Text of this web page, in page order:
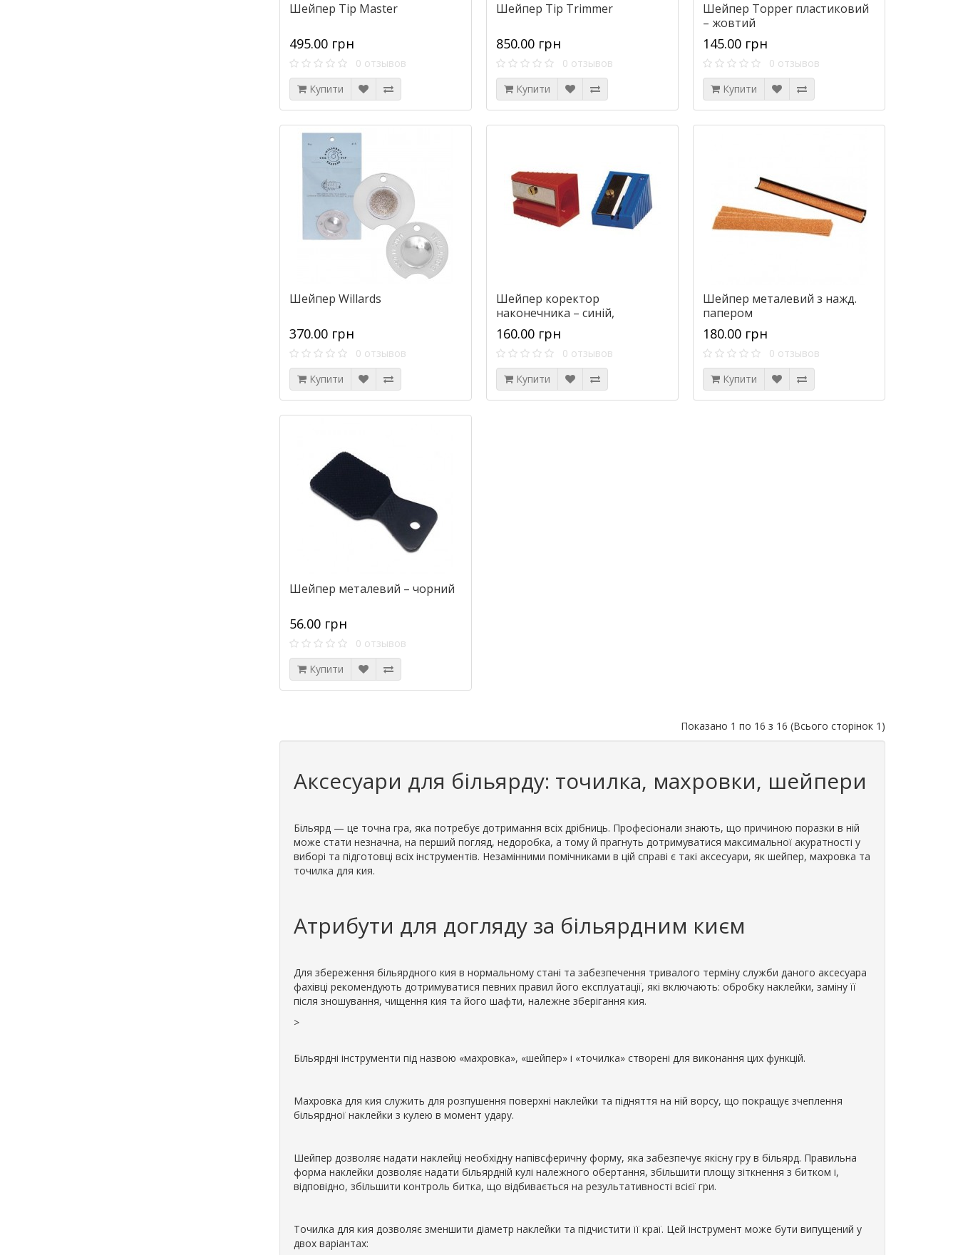
Шейпер Tip Master
495.00 грн
0 отзывов
Купити
Шейпер Tip Trimmer
850.00 грн
0 отзывов
Купити
Шейпер Topper пластиковий
– жовтий
145.00 грн
0 отзывов
Купити
Шейпер Willards
370.00 грн
0 отзывов
Купити
Шейпер коректор
наконечника – синій,
червоний
160.00 грн
0 отзывов
Купити
Шейпер металевий з нажд.
папером
180.00 грн
0 отзывов
Купити
Шейпер металевий – чорний
56.00 грн
0 отзывов
Купити
Показано 1 по 16 з 16 (Всього сторінок 1)
Аксесуари для більярду: точилка, махровки, шейпери
Більярд — це точна гра, яка потребує дотримання всіх дрібниць. Професіонали знають, що причиною поразки в ній
може стати незначна, на перший погляд, недоробка, а тому й прагнуть дотримуватися максимальної акуратності у
виборі та підготовці всіх інструментів. Незамінними помічниками в цій справі є такі аксесуари, як шейпер, махровка та
точилка для кия.
Атрибути для догляду за більярдним києм
Для збереження більярдного кия в нормальному стані та забезпечення тривалого терміну служби даного аксесуара
фахівці рекомендують дотримуватися певних правил його експлуатації, які включають: обробку наклейки, заміну її
після зношування, чищення кия та його шафти, належне зберігання кия.
>
Більярдні інструменти під назвою «махровка», «шейпер» і «точилка» створені для виконання цих функцій.
Махровка для кия служить для розпушення поверхні наклейки та підняття на ній ворсу, що покращує зчеплення
більярдної наклейки з кулею в момент удару.
Шейпер дозволяє надати наклейці необхідну напівсферичну форму, яка забезпечує якісну гру в більярд. Правильна
форма наклейки дозволяє надати більярдній кулі належного обертання, збільшити площу зіткнення з битком і,
відповідно, збільшити контроль битка, що відбивається на результативності всієї гри.
Точилка для кия дозволяє зменшити діаметр наклейки та підчистити її краї. Цей інструмент може бути випущений у
двох варіантах: